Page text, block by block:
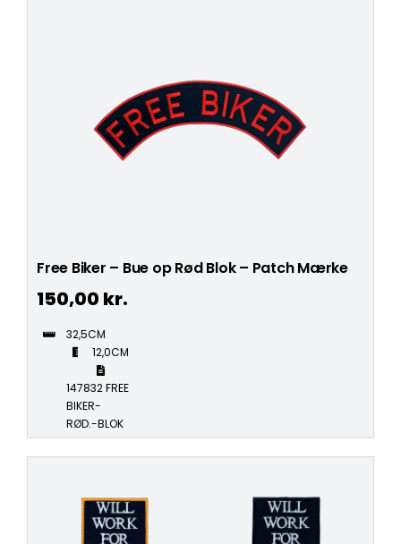
Free Biker – Bue op Rød Blok – Patch Mærke
150,00 kr.
32,5CM
12,0CM
147832 FREE
BIKER-
RØD.-BLOK